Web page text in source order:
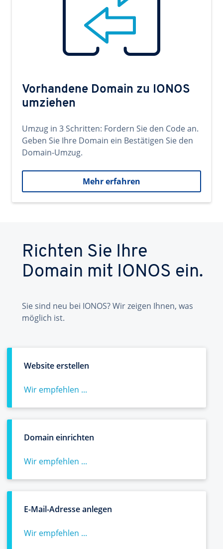
Vorhandene Domain zu IONOS
umziehen
Umzug in 3 Schritten: Fordern Sie den Code an.
Geben Sie Ihre Domain ein Bestätigen Sie den
Domain-Umzug.
Mehr erfahren
Richten Sie Ihre
Domain mit IONOS ein.
Sie sind neu bei IONOS? Wir zeigen Ihnen, was
möglich ist.
Website erstellen
Wir empfehlen ...
Domain einrichten
Wir empfehlen ...
E-Mail-Adresse anlegen
Wir empfehlen ...